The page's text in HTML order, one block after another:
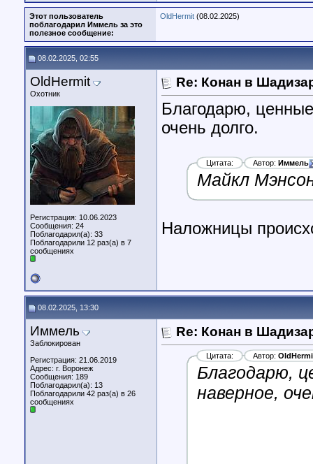
Этот пользователь
поблагодарил Иммель за это
полезное сообщение:
OldHermit (08.02.2025)
08.02.2025, 02:55
OldHermit
Охотник
Регистрация: 10.06.2023
Сообщения: 24
Поблагодарил(а): 33
Поблагодарили 12 раз(а) в 7
сообщениях
Re: Конан в
Благодарю,
очень долго.
Цитата: Автор: Иммель
Майкл
Наложницы
08.02.2025, 13:30
Иммель
Заблокирован
Регистрация: 21.06.2019
Адрес: г. Воронеж
Сообщения: 189
Поблагодарил(а): 13
Поблагодарили 42 раз(а) в 26
сообщениях
Re: Конан в
Цитата: Автор:
Благодарю,
наверное,